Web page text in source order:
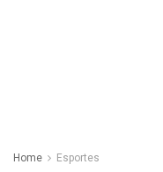
Home Esportes